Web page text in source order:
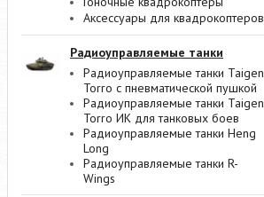
Аксессуары для квадрокоптеров
Радиоуправляемые танки
Радиоуправляемые танки Taigen
Torro с пневматической пушкой
Радиоуправляемые танки Taigen
Torro ИК для танковых боев
Радиоуправляемые танки Heng
Long
Радиоуправляемые танки R-
Wings